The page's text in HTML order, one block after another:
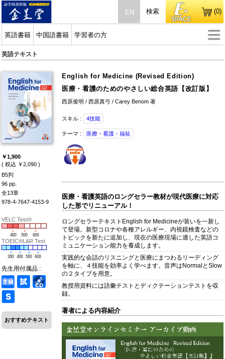
EN
英語書籍 中国語書籍 学習者の方
検索 (0)
英語テキスト
￥1,900
( 税込 ￥2,090 )
B5判
96 pp.
全13章
978-4-7647-4153-9
VELC Test®
400 500 600
TOEIC®L&R Test
300 400 500 600
先生用付属品 :
おすすめテキスト
English for Medicine (Revised Edition)
医療・看護のためのやさしい総合英語【改訂版】
西原俊明 / 西原真弓 / Carey Benom 著
スキル : 4技能
テーマ : 医療・看護・福祉
医療・看護英語のロングセラー教材が現代医療に対応
した形でリニューアル！
ロングセラーテキストEnglish for Medicineが装いを一新し
て登場。新型コロナや各種アレルギー、内視鏡検査などの
トピックを新たに追加し、現在の医療現場に適した英語コ
ミュニケーション能力を養成します。
実践的な会話のリスニングと医療にまつわるリーディング
を軸に、４技能を効率よく学べます。音声はNormalとSlow
の２タイプを用意。
教授用資料には語彙テストとディクテーションテストを収
録。
著者による内容紹介